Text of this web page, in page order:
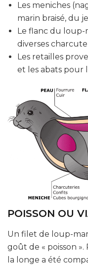
Les meniches
marin braisé, du
Le flanc du loup-
diverses
Les retailles
et les abats pour
POISSON OU
Un filet de loup-
goût de « poisson
la longe a été